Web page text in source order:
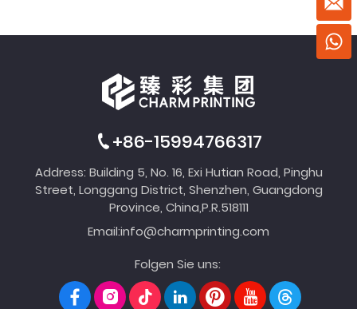
+86-15994766317
Address: Building 5, No. 16, Exi Hutian Road, Pinghu
Street, Longgang District, Shenzhen, Guangdong
Province, China,P.R.518111
Email:info@charmprinting.com
Folgen Sie uns: